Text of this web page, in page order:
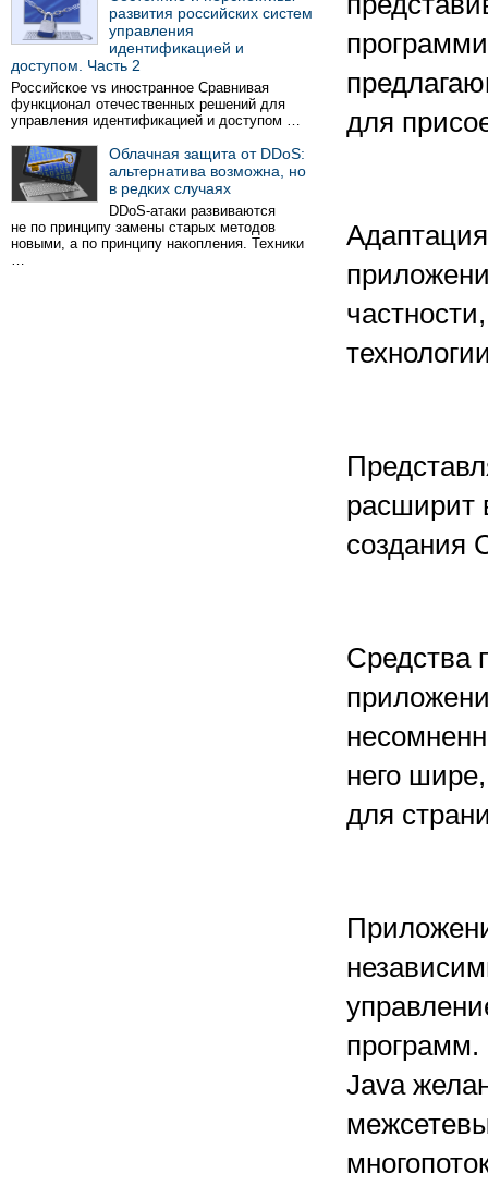
развития российских систем
управления
идентификацией и
доступом. Часть 2
Российское vs иностранное Сравнивая
функционал отечественных решений для
управления идентификацией и доступом …
Облачная защита от DDoS:
альтернатива возможна, но
в редких случаях
DDoS-атаки развиваются
не по принципу замены старых методов
новыми, а по принципу накопления. Техники
…
для
расширит
создания
Средства
него
для
программ.
Java